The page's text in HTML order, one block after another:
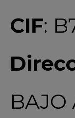
CIF:
BAJO